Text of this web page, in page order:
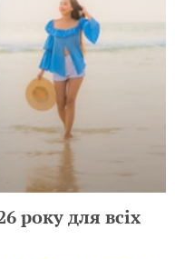
року для всіх